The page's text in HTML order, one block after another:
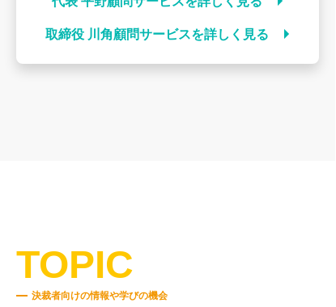
取締役 川角顧問サービスを詳しく見る
TOPIC
決裁者向けの情報や学びの機会